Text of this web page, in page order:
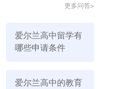
更多问答>
爱尔兰高中留学有
哪些申请条件
爱尔兰高中的教育